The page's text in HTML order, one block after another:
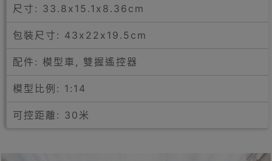
尺寸: 33.8x15.1x8.36cm
包裝尺寸: 43x22x19.5cm
配件: 模型車, 雙握遙控器
模型比例: 1:14
可控距離: 30米